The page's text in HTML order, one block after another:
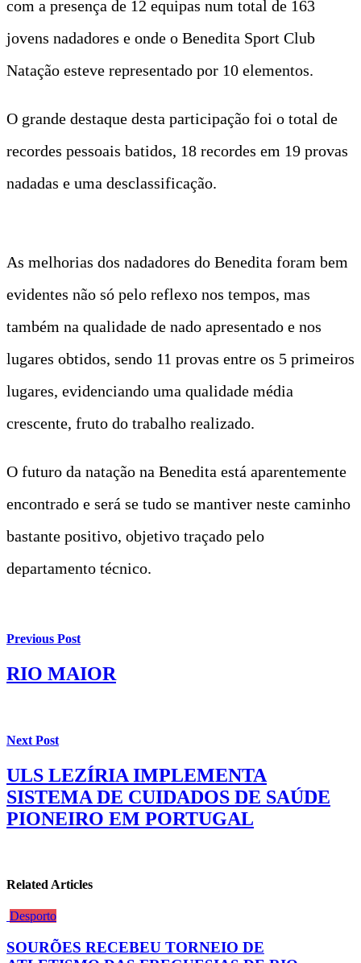
com a presença de 12 equipas num total de 163
jovens nadadores e onde o Benedita Sport Club
Natação esteve representado por 10 elementos.
O grande destaque desta participação foi o total de
recordes pessoais batidos, 18 recordes em 19 provas
nadadas e uma desclassificação.
As melhorias dos nadadores do Benedita foram bem
evidentes não só pelo reflexo nos tempos, mas
também na qualidade de nado apresentado e nos
lugares obtidos, sendo 11 provas entre os 5 primeiros
lugares, evidenciando uma qualidade média
crescente, fruto do trabalho realizado.
O futuro da natação na Benedita está aparentemente
encontrado e será se tudo se mantiver neste caminho
bastante positivo, objetivo traçado pelo
departamento técnico.
Previous Post
RIO MAIOR
Next Post
ULS LEZÍRIA IMPLEMENTA
SISTEMA DE CUIDADOS DE SAÚDE
PIONEIRO EM PORTUGAL
Related Articles
Desporto
SOURÕES RECEBEU TORNEIO DE